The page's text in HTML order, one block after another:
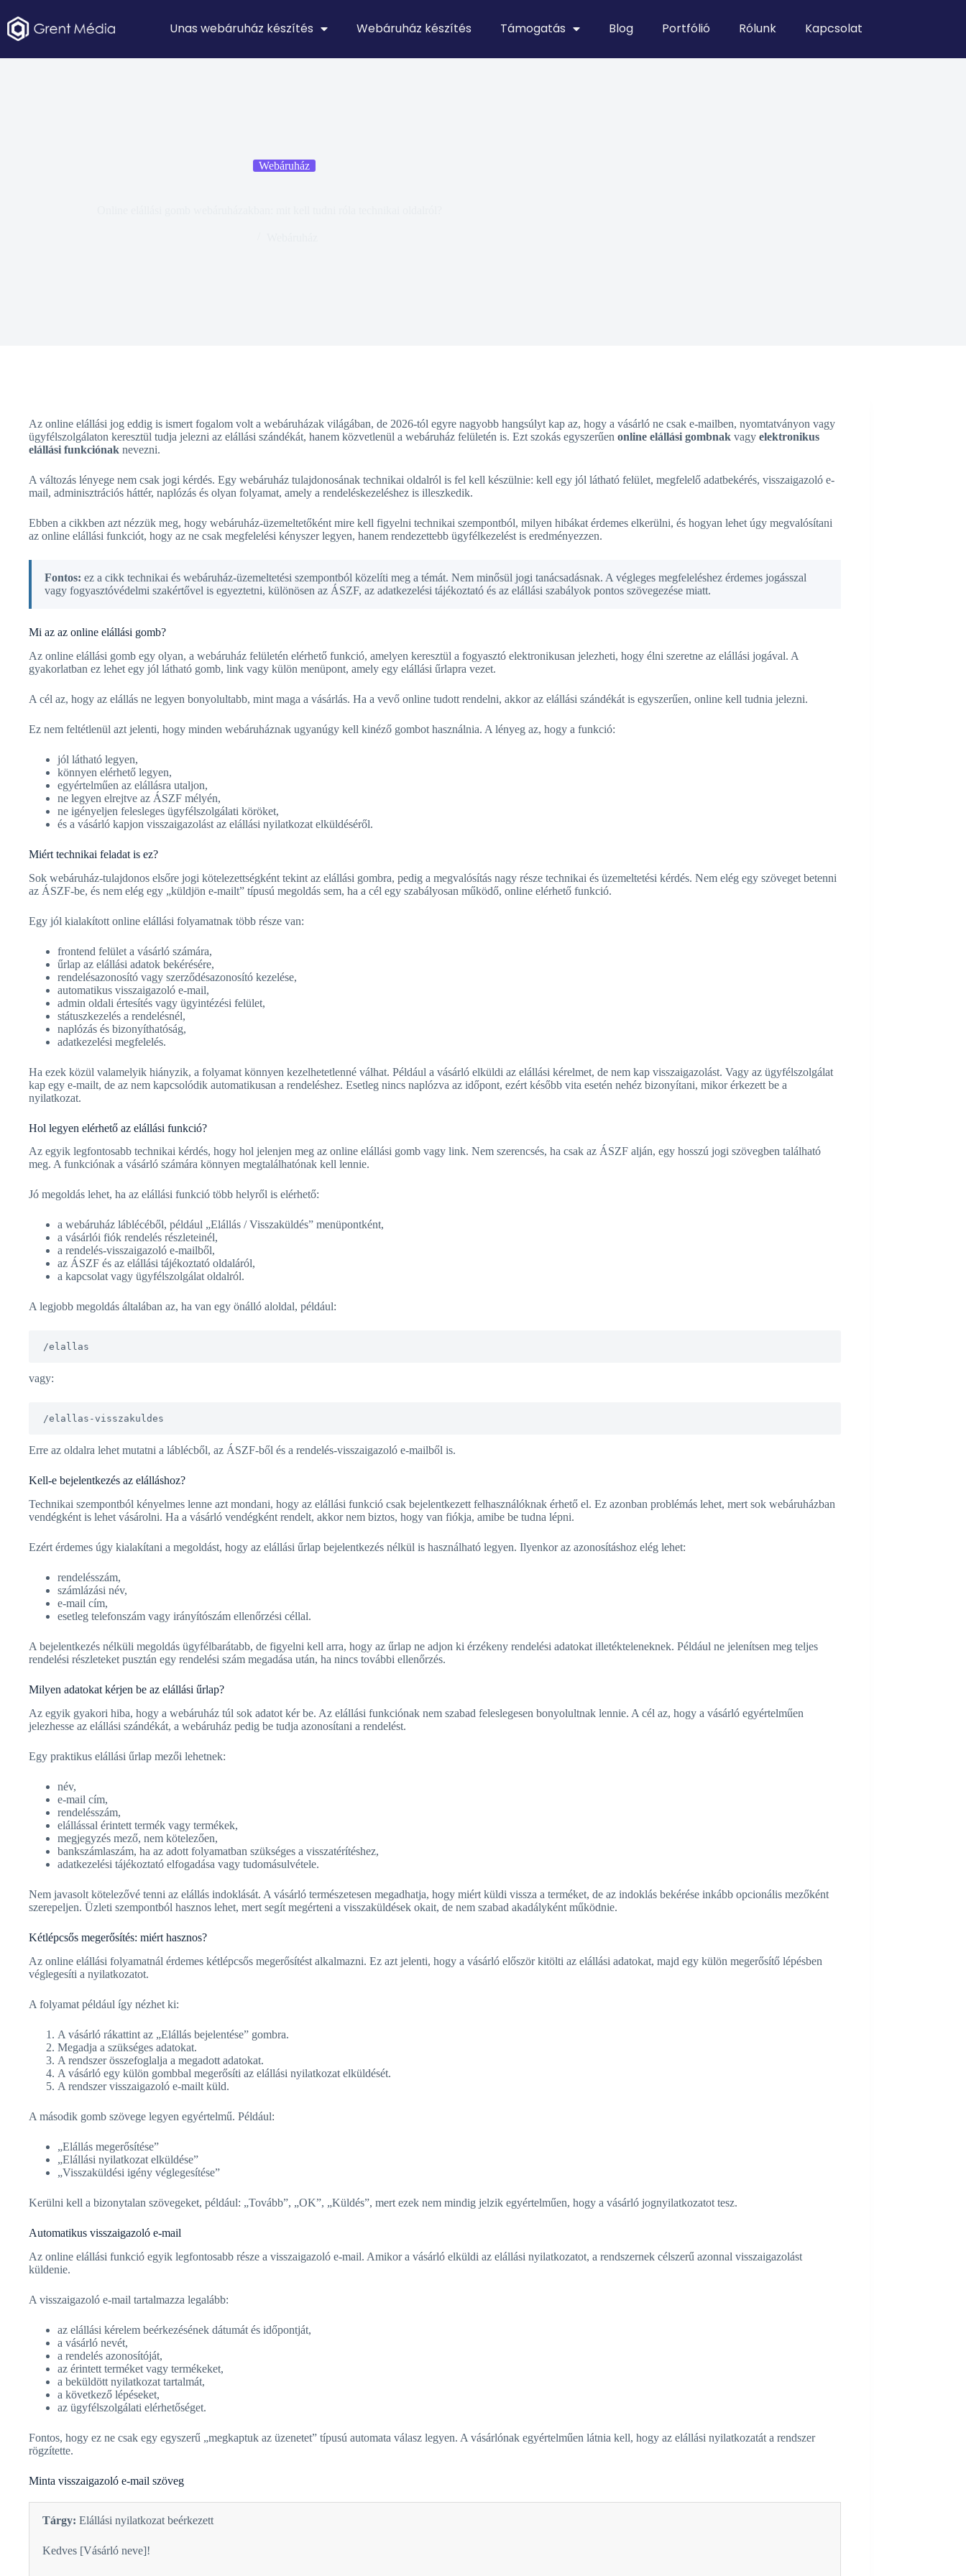
Unas webáruház készítés Webáruház készítés Támogatás Blog Portfólió Rólunk Kapcsolat
Webáruház
Az online elállási jog eddig is ismert fogalom volt a webáruházak világában, de 2026-tól egyre nagyobb hangsúlyt kap az, hogy a vásárló ne csak e-mailben, nyomtatványon vagy
ügyfélszolgálaton keresztül tudja jelezni az elállási szándékát, hanem közvetlenül a webáruház felületén is. Ezt szokás egyszerűen online elállási gombnak vagy elektronikus
elállási funkciónak nevezni.
A változás lényege nem csak jogi kérdés. Egy webáruház tulajdonosának technikai oldalról is fel kell készülnie: kell egy jól látható felület, megfelelő adatbekérés, visszaigazoló e-
mail, adminisztrációs háttér, naplózás és olyan folyamat, amely a rendeléskezeléshez is illeszkedik.
Ebben a cikkben azt nézzük meg, hogy webáruház-üzemeltetőként mire kell figyelni technikai szempontból, milyen hibákat érdemes elkerülni, és hogyan lehet úgy megvalósítani
az online elállási funkciót, hogy az ne csak megfelelési kényszer legyen, hanem rendezettebb ügyfélkezelést is eredményezzen.
Fontos: ez a cikk technikai és webáruház-üzemeltetési szempontból közelíti meg a témát. Nem minősül jogi tanácsadásnak. A végleges megfeleléshez érdemes jogásszal
vagy fogyasztóvédelmi szakértővel is egyeztetni, különösen az ÁSZF, az adatkezelési tájékoztató és az elállási szabályok pontos szövegezése miatt.
Mi az az online elállási gomb?
Az online elállási gomb egy olyan, a webáruház felületén elérhető funkció, amelyen keresztül a fogyasztó elektronikusan jelezheti, hogy élni szeretne az elállási jogával. A
gyakorlatban ez lehet egy jól látható gomb, link vagy külön menüpont, amely egy elállási űrlapra vezet.
A cél az, hogy az elállás ne legyen bonyolultabb, mint maga a vásárlás. Ha a vevő online tudott rendelni, akkor az elállási szándékát is egyszerűen, online kell tudnia jelezni.
Ez nem feltétlenül azt jelenti, hogy minden webáruháznak ugyanúgy kell kinéző gombot használnia. A lényeg az, hogy a funkció:
jól látható legyen,
könnyen elérhető legyen,
egyértelműen az elállásra utaljon,
ne legyen elrejtve az ÁSZF mélyén,
ne igényeljen felesleges ügyfélszolgálati köröket,
és a vásárló kapjon visszaigazolást az elállási nyilatkozat elküldéséről.
Miért technikai feladat is ez?
Sok webáruház-tulajdonos elsőre jogi kötelezettségként tekint az elállási gombra, pedig a megvalósítás nagy része technikai és üzemeltetési kérdés. Nem elég egy szöveget betenni
az ÁSZF-be, és nem elég egy „küldjön e-mailt” típusú megoldás sem, ha a cél egy szabályosan működő, online elérhető funkció.
Egy jól kialakított online elállási folyamatnak több része van:
frontend felület a vásárló számára,
űrlap az elállási adatok bekérésére,
rendelésazonosító vagy szerződésazonosító kezelése,
automatikus visszaigazoló e-mail,
admin oldali értesítés vagy ügyintézési felület,
státuszkezelés a rendelésnél,
naplózás és bizonyíthatóság,
adatkezelési megfelelés.
Ha ezek közül valamelyik hiányzik, a folyamat könnyen kezelhetetlenné válhat. Például a vásárló elküldi az elállási kérelmet, de nem kap visszaigazolást. Vagy az ügyfélszolgálat
kap egy e-mailt, de az nem kapcsolódik automatikusan a rendeléshez. Esetleg nincs naplózva az időpont, ezért később vita esetén nehéz bizonyítani, mikor érkezett be a
nyilatkozat.
Hol legyen elérhető az elállási funkció?
Az egyik legfontosabb technikai kérdés, hogy hol jelenjen meg az online elállási gomb vagy link. Nem szerencsés, ha csak az ÁSZF alján, egy hosszú jogi szövegben található
meg. A funkciónak a vásárló számára könnyen megtalálhatónak kell lennie.
Jó megoldás lehet, ha az elállási funkció több helyről is elérhető:
a webáruház láblécéből, például „Elállás / Visszaküldés” menüpontként,
a vásárlói fiók rendelés részleteinél,
a rendelés-visszaigazoló e-mailből,
az ÁSZF és az elállási tájékoztató oldaláról,
a kapcsolat vagy ügyfélszolgálat oldalról.
A legjobb megoldás általában az, ha van egy önálló aloldal, például:
/elallas
vagy:
/elallas-visszakuldes
Erre az oldalra lehet mutatni a láblécből, az ÁSZF-ből és a rendelés-visszaigazoló e-mailből is.
Kell-e bejelentkezés az elálláshoz?
Technikai szempontból kényelmes lenne azt mondani, hogy az elállási funkció csak bejelentkezett felhasználóknak érhető el. Ez azonban problémás lehet, mert sok webáruházban
vendégként is lehet vásárolni. Ha a vásárló vendégként rendelt, akkor nem biztos, hogy van fiókja, amibe be tudna lépni.
Ezért érdemes úgy kialakítani a megoldást, hogy az elállási űrlap bejelentkezés nélkül is használható legyen. Ilyenkor az azonosításhoz elég lehet:
rendelésszám,
számlázási név,
e-mail cím,
esetleg telefonszám vagy irányítószám ellenőrzési céllal.
A bejelentkezés nélküli megoldás ügyfélbarátabb, de figyelni kell arra, hogy az űrlap ne adjon ki érzékeny rendelési adatokat illetékteleneknek. Például ne jelenítsen meg teljes
rendelési részleteket pusztán egy rendelési szám megadása után, ha nincs további ellenőrzés.
Milyen adatokat kérjen be az elállási űrlap?
Az egyik gyakori hiba, hogy a webáruház túl sok adatot kér be. Az elállási funkciónak nem szabad feleslegesen bonyolultnak lennie. A cél az, hogy a vásárló egyértelműen
jelezhesse az elállási szándékát, a webáruház pedig be tudja azonosítani a rendelést.
Egy praktikus elállási űrlap mezői lehetnek:
név,
e-mail cím,
rendelésszám,
elállással érintett termék vagy termékek,
megjegyzés mező, nem kötelezően,
bankszámlaszám, ha az adott folyamatban szükséges a visszatérítéshez,
adatkezelési tájékoztató elfogadása vagy tudomásulvétele.
Nem javasolt kötelezővé tenni az elállás indoklását. A vásárló természetesen megadhatja, hogy miért küldi vissza a terméket, de az indoklás bekérése inkább opcionális mezőként
szerepeljen. Üzleti szempontból hasznos lehet, mert segít megérteni a visszaküldések okait, de nem szabad akadályként működnie.
Kétlépcsős megerősítés: miért hasznos?
Az online elállási folyamatnál érdemes kétlépcsős megerősítést alkalmazni. Ez azt jelenti, hogy a vásárló először kitölti az elállási adatokat, majd egy külön megerősítő lépésben
véglegesíti a nyilatkozatot.
A folyamat például így nézhet ki:
A vásárló rákattint az „Elállás bejelentése” gombra.
Megadja a szükséges adatokat.
A rendszer összefoglalja a megadott adatokat.
A vásárló egy külön gombbal megerősíti az elállási nyilatkozat elküldését.
A rendszer visszaigazoló e-mailt küld.
A második gomb szövege legyen egyértelmű. Például:
„Elállás megerősítése”
„Elállási nyilatkozat elküldése”
„Visszaküldési igény véglegesítése”
Kerülni kell a bizonytalan szövegeket, például: „Tovább”, „OK”, „Küldés”, mert ezek nem mindig jelzik egyértelműen, hogy a vásárló jognyilatkozatot tesz.
Automatikus visszaigazoló e-mail
Az online elállási funkció egyik legfontosabb része a visszaigazoló e-mail. Amikor a vásárló elküldi az elállási nyilatkozatot, a rendszernek célszerű azonnal visszaigazolást
küldenie.
A visszaigazoló e-mail tartalmazza legalább:
az elállási kérelem beérkezésének dátumát és időpontját,
a vásárló nevét,
a rendelés azonosítóját,
az érintett terméket vagy termékeket,
a beküldött nyilatkozat tartalmát,
a következő lépéseket,
az ügyfélszolgálati elérhetőséget.
Fontos, hogy ez ne csak egy egyszerű „megkaptuk az üzenetet” típusú automata válasz legyen. A vásárlónak egyértelműen látnia kell, hogy az elállási nyilatkozatát a rendszer
rögzítette.
Minta visszaigazoló e-mail szöveg
Tárgy: Elállási nyilatkozat beérkezett
Kedves [Vásárló neve]!